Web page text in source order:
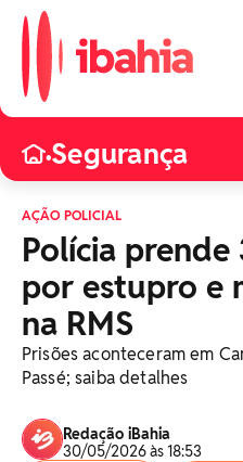
•Segurança
AÇÃO POLICIAL
Polícia prende
por estupro e
na RMS
Prisões aconteceram em
Passé; saiba detalhes
Redação iBahia
30/05/2026 às 18:53